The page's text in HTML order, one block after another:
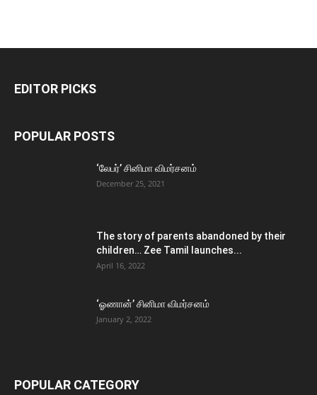
EDITOR PICKS
POPULAR POSTS
‘லேபர்’ சினிமா விமர்சனம்
December 25, 2021
The story of parents abandoned by their
children… Zee Tamil launches...
April 16, 2022
‘ஓணான்’ சினிமா விமர்சனம்
January 2, 2022
POPULAR CATEGORY